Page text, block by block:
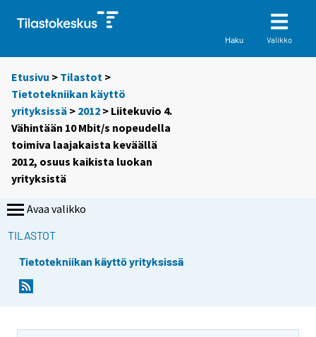
Haku Valikko
Etusivu > Tilastot >
Tietotekniikan käyttö
yrityksissä > 2012 > Liitekuvio 4.
Vähintään 10 Mbit/s nopeudella
toimiva laajakaista keväällä
2012, osuus kaikista luokan
yrityksistä
Avaa valikko
TILASTOT
Tietotekniikan käyttö yrityksissä